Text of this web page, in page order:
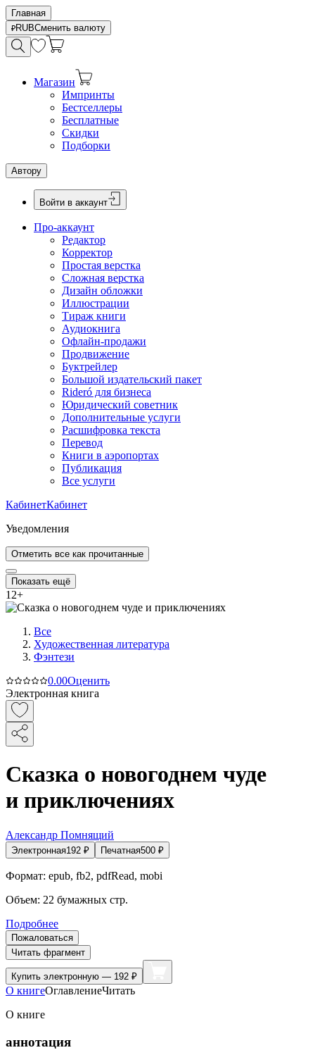
Главная
RUBСменить валюту
Магазин
Импринты
Бестселлеры
Бесплатные
Скидки
Подборки
Автору
Войти в аккаунт
Про-аккаунт
Редактор
Корректор
Простая верстка
Сложная верстка
Дизайн обложки
Иллюстрации
Тираж книги
Аудиокнига
Офлайн-продажи
Продвижение
Буктрейлер
Большой издательский пакет
Rideró для бизнеса
Юридический советник
Дополнительные услуги
Расшифровка текста
Перевод
Книги в аэропортах
Публикация
Все услуги
КабинетКабинет
Уведомления
Отметить все как прочитанные
Показать ещё
12+
Все
Художественная литература
Фэнтези
0.00Оценить
Электронная книга
Сказка о новогоднем чуде
и приключениях
Александр Помнящий
Электронная192 ₽ Печатная500 ₽
Формат: epub, fb2, pdfRead, mobi
Объем: 22 бумажных стр.
Подробнее
Пожаловаться
Читать фрагмент
Купить электронную — 192 ₽
О книгеОглавлениеЧитать
О книге
аннотация